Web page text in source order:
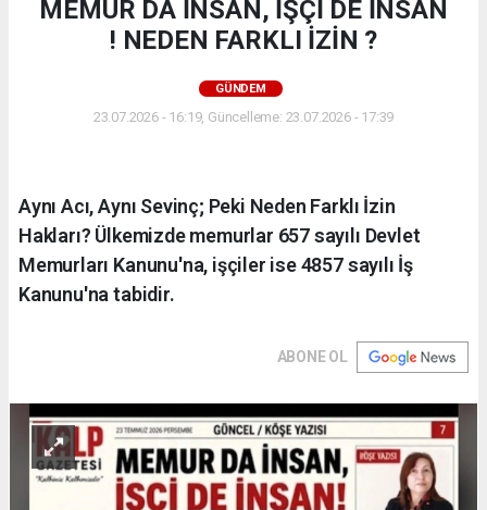
MEMUR DA İNSAN, İŞÇİ DE İNSAN
! NEDEN FARKLI İZİN ?
GÜNDEM
23.07.2026 - 16:19, Güncelleme: 23.07.2026 - 17:39
Aynı Acı, Aynı Sevinç; Peki Neden Farklı İzin
Hakları? Ülkemizde memurlar 657 sayılı Devlet
Memurları Kanunu'na, işçiler ise 4857 sayılı İş
Kanunu'na tabidir.
ABONE OL